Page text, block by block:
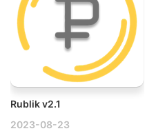
Rublik v2.1
2023-08-23